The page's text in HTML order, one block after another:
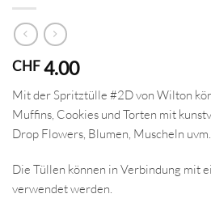
CHF4.00
Mit der Spritztülle #2D von Wilton
Muffins, Cookies und Torten mit
Drop Flowers, Blumen, Muscheln
Die Tüllen können in Verbindung mit
verwendet werden.